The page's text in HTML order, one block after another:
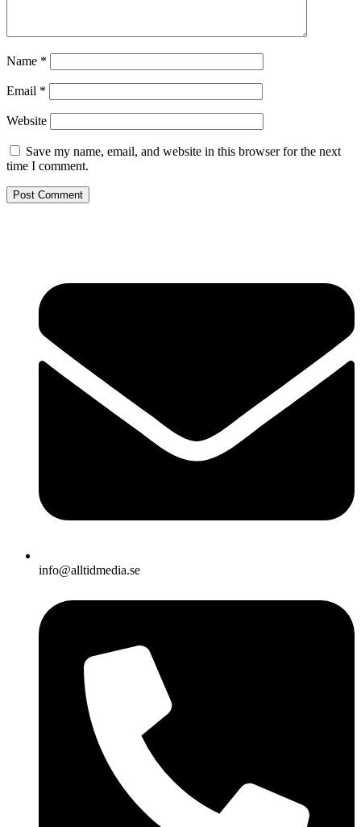
Name *
Email *
Website
Save my name, email, and website in this browser for the next
time I comment.
info@alltidmedia.se